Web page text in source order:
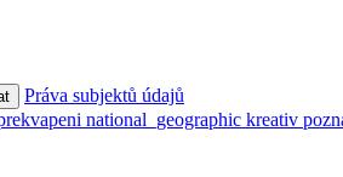
Práva subjektů údajů
national_geographic kreativ